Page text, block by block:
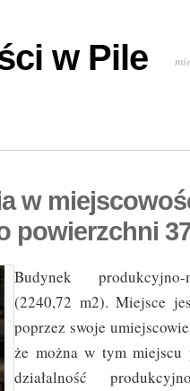
w Pile
w
powierzchni
Budynek produkcyjno-
(2240,72 m2). Miejsce
poprzez swoje
że można w tym miejscu
działalność